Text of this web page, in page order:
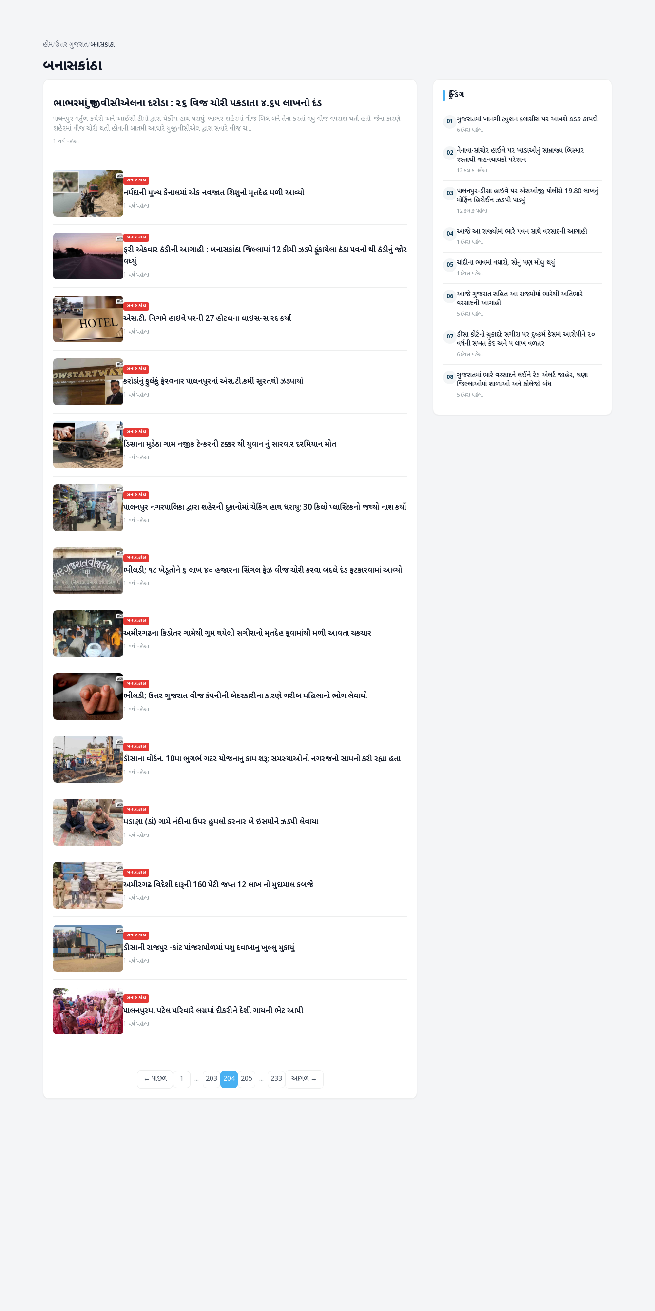
હોમ/ઉત્તર ગુજરાત/બનાસકાંઠા
બનાસકાંઠા
બનાસકાંઠા
ભાભરમાં યુજીવીસીએલના દરોડા : ૨૬ વિજ ચોરી પકડાતા ૪.૬૫ લાખનો દંડ
પાલનપુર વર્તુળ કચેરી અને આઈસી ટીમો દ્વારા ચેકીંગ હાથ ધરાયું; ભાભર શહેરમાં વીજ બિલ બને તેના કરતાં વધુ વીજ વપરાશ થતો હતો. જેના કારણે
શહેરમાં વીજ ચોરી થતી હોવાની બાતમી આધારે યુજીવીસીએલ દ્વારા સવારે વીજ ચ...
1 વર્ષ પહેલા
બનાસકાંઠા
નર્મદાની મુખ્ય કેનાલમાં એક નવજાત શિશુનો મૃતદેહ મળી આવ્યો
1 વર્ષ પહેલા
બનાસકાંઠા
ફરી એકવાર ઠંડીની આગાહી : બનાસકાંઠા જિલ્લામાં 12 કીમી ઝડપે ફૂંકાયેલા ઠંડા પવનો થી ઠંડીનું જોર
વધ્યું
1 વર્ષ પહેલા
બનાસકાંઠા
એસ.ટી. નિગમે હાઇવે પરની 27 હોટલના લાઇસન્સ રદ કર્યા
1 વર્ષ પહેલા
બનાસકાંઠા
કરોડોનું ફુલેકું ફેરવનાર પાલનપુરનો એસ.ટી.કર્મી સુરતથી ઝડપાયો
1 વર્ષ પહેલા
બનાસકાંઠા
ડિસાના મુડેઠા ગામ નજીક ટેન્કરની ટક્કર થી યુવાન નું સારવાર દરમિયાન મોત
1 વર્ષ પહેલા
બનાસકાંઠા
પાલનપુર નગરપાલિકા દ્વારા શહેરની દુકાનોમાં ચેકિંગ હાથ ધરાયુ; 30 કિલો પ્લાસ્ટિકનો જથ્થો નાશ કર્યો
1 વર્ષ પહેલા
બનાસકાંઠા
ભીલડી; ૧૮ ખેડૂતોને ૬ લાખ ૪૦ હજારના સિંગલ ફેઝ વીજ ચોરી કરવા બદલે દંડ ફટકારવામાં આવ્યો
1 વર્ષ પહેલા
બનાસકાંઠા
અમીરગઢના કિડોતર ગામેથી ગુમ થયેલી સગીરાનો મૃતદેહ કૂવામાંથી મળી આવતા ચકચાર
1 વર્ષ પહેલા
બનાસકાંઠા
ભીલડી; ઉત્તર ગુજરાત વીજ કંપનીની બેદરકારીના કારણે ગરીબ મહિલાનો ભોગ લેવાયો
1 વર્ષ પહેલા
બનાસકાંઠા
ડીસાના વોર્ડનં. 10માં ભુગર્ભ ગટર યોજનાનું કામ શરૂ; સમસ્યાઓનો નગરજનો સામનો કરી રહ્યા હતા
1 વર્ષ પહેલા
બનાસકાંઠા
મડાણા (ડાં) ગામે નંદીના ઉપર હુમલો કરનાર બે ઇસમોને ઝડપી લેવાયા
1 વર્ષ પહેલા
બનાસકાંઠા
અમીરગઢ વિદેશી દારૂની 160 પેટી જપ્ત 12 લાખ નો મુદામાલ કબજે
1 વર્ષ પહેલા
બનાસકાંઠા
ડીસાની રાજપુર -કાંટ પાંજરાપોળમાં પશુ દવાખાનુ ખુલ્લુ મુકાયું
1 વર્ષ પહેલા
બનાસકાંઠા
પાલનપુરમાં પટેલ પરિવારે લગ્નમાં દીકરીને દેશી ગાયની ભેટ આપી
1 વર્ષ પહેલા
← પાછળ 1 ... 203 204 205 ... 233 આગળ →
ટ્રેન્ડિંગ
01 ગુજરાતમાં ખાનગી ટ્યુશન ક્લાસીસ પર આવશે કડક કાયદો
6 દિવસ પહેલા
02 નેનાવા-સાંચોર હાઈવે પર ખાડાઓનું સામ્રાજ્ય બિસ્માર
રસ્તાથી વાહનચાલકો પરેશાન
12 કલાક પહેલા
03 પાલનપુર-ડીસા હાઇવે પર એસઓજી પોલીસે 19.80 લાખનું
મોર્ફિન હિરોઈન ઝડપી પાડ્યું
12 કલાક પહેલા
04 આજે આ રાજ્યોમાં ભારે પવન સાથે વરસાદની આગાહી
1 દિવસ પહેલા
05 ચાંદીના ભાવમાં વધારો, સોનું પણ મોંઘુ થયું
1 દિવસ પહેલા
06 આજે ગુજરાત સહિત આ રાજ્યોમાં ભારેથી અતિભારે
વરસાદની આગાહી
5 દિવસ પહેલા
07 ડીસા કોર્ટનો ચુકાદો: સગીરા પર દુષ્કર્મ કેસમાં આરોપીને ૨૦
વર્ષની સખત કેદ અને ૫ લાખ વળતર
6 દિવસ પહેલા
08 ગુજરાતમાં ભારે વરસાદને લઈને રેડ એલર્ટ જાહેર, ઘણા
જિલ્લાઓમાં શાળાઓ અને કોલેજો બંધ
5 દિવસ પહેલા